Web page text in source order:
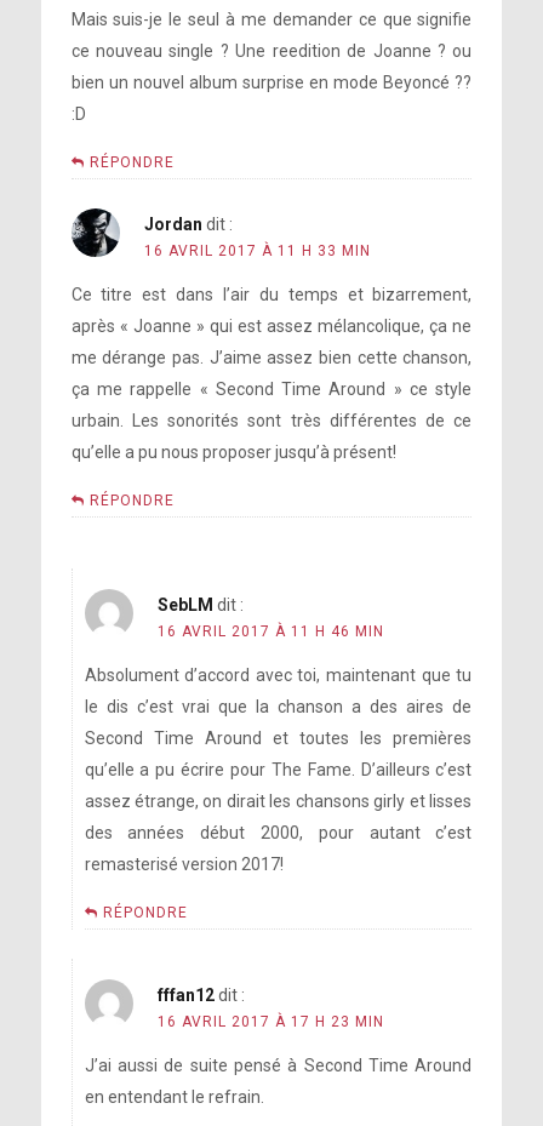
Mais suis-je le seul à me demander ce que signifie
ce nouveau single ? Une reedition de Joanne ? ou
bien un nouvel album surprise en mode Beyoncé ??
:D
RÉPONDRE
Jordan dit :
16 AVRIL 2017 À 11 H 33 MIN
Ce titre est dans l’air du temps et bizarrement,
après « Joanne » qui est assez mélancolique, ça ne
me dérange pas. J’aime assez bien cette chanson,
ça me rappelle « Second Time Around » ce style
urbain. Les sonorités sont très différentes de ce
qu’elle a pu nous proposer jusqu’à présent!
RÉPONDRE
SebLM dit :
16 AVRIL 2017 À 11 H 46 MIN
Absolument d’accord avec toi, maintenant que tu
le dis c’est vrai que la chanson a des aires de
Second Time Around et toutes les premières
qu’elle a pu écrire pour The Fame. D’ailleurs c’est
assez étrange, on dirait les chansons girly et lisses
des années début 2000, pour autant c’est
remasterisé version 2017!
RÉPONDRE
fffan12 dit :
16 AVRIL 2017 À 17 H 23 MIN
J’ai aussi de suite pensé à Second Time Around
en entendant le refrain.